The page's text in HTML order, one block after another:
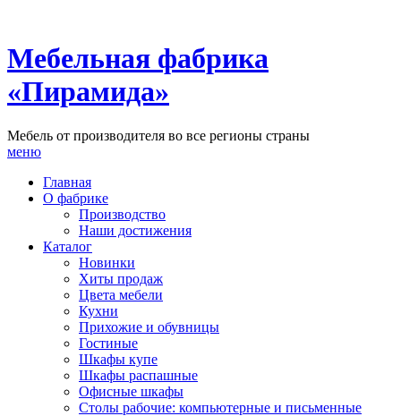
Мебельная фабрика
«Пирамида»
Мебель от производителя во все регионы страны
меню
Главная
О фабрике
Производство
Наши достижения
Каталог
Новинки
Хиты продаж
Цвета мебели
Кухни
Прихожие и обувницы
Гостиные
Шкафы купе
Шкафы распашные
Офисные шкафы
Столы рабочие: компьютерные и письменные